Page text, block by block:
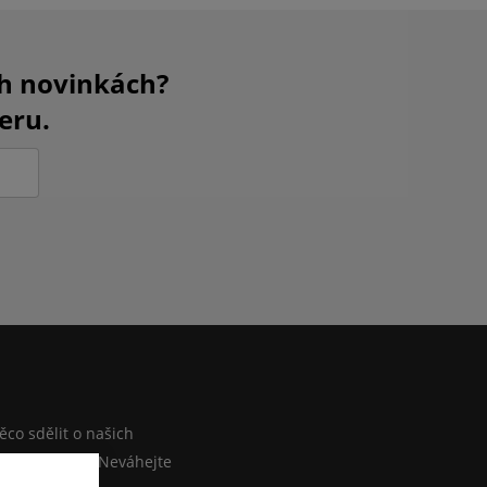
novinkách?
sdělit o našich
e-shopu? Neváhejte